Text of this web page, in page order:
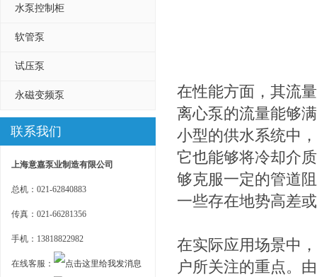
水泵控制柜
软管泵
试压泵
永磁变频泵
联系我们
上海意嘉泵业制造有限公司
总机：021-62840883
传真：021-66281356
手机：13818822982
在线客服：
在性能方面，其流
离心泵的流量能够
小型的供水系统中
它也能够将冷却介
够克服一定的管道
一些存在地势高差
在实际应用场景中
户所关注的重点。